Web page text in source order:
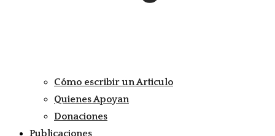
Cómo escribir un Articulo
Quienes Apoyan
Donaciones
Publicaciones